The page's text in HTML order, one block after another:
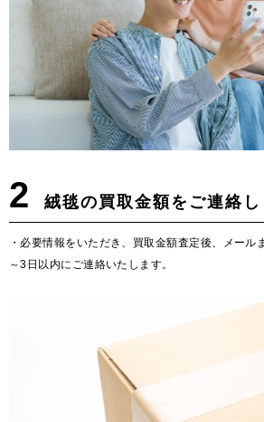
2 絨毯の買取金額をご連絡し
・必要情報をいただき、買取金額査定後、メール
～3日以内にご連絡いたします。